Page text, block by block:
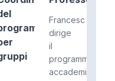
Francesc
dirige
il
programma
accademico